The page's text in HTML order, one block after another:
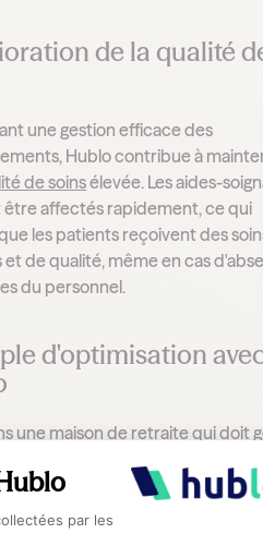
du
par les
de la qualité
une gestion efficace des
Hublo contribue à
de soinsélevée. Les aides-
affectés rapidement, ce qui
les patients reçoivent des
de qualité, même en cas
du personnel.
d'optimisation
une maison de retraite qui doit
imprévues pendant le
les gestionnaires peuvent
publier des besoins de